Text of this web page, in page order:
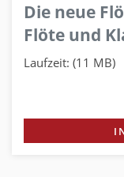
Die neue
Flöte und
Laufzeit: (11 MB)